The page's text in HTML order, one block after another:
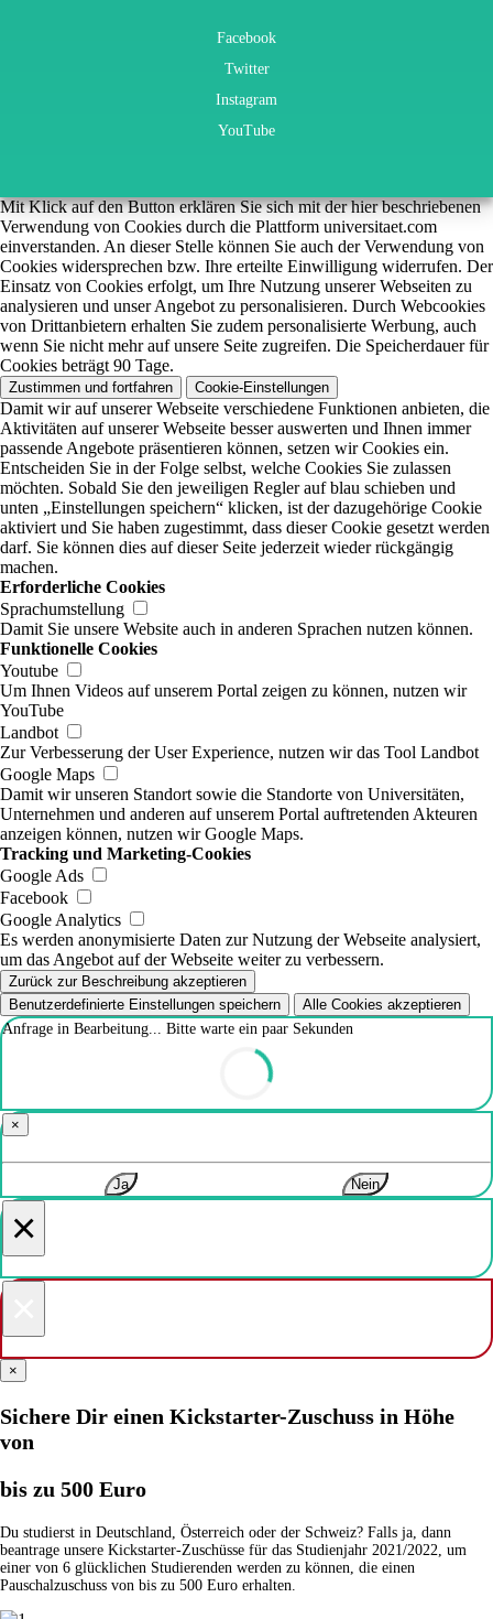
Facebook
Twitter
Instagram
YouTube
Mit Klick auf den Button erklären Sie sich mit der hier beschriebenen
Verwendung von Cookies durch die Plattform universitaet.com
einverstanden. An dieser Stelle können Sie auch der Verwendung von
Cookies widersprechen bzw. Ihre erteilte Einwilligung widerrufen. Der
Einsatz von Cookies erfolgt, um Ihre Nutzung unserer Webseiten zu
analysieren und unser Angebot zu personalisieren. Durch Webcookies
von Drittanbietern erhalten Sie zudem personalisierte Werbung, auch
wenn Sie nicht mehr auf unsere Seite zugreifen. Die Speicherdauer für
Cookies beträgt 90 Tage.
Zustimmen und fortfahren Cookie-Einstellungen
Damit wir auf unserer Webseite verschiedene Funktionen anbieten, die
Aktivitäten auf unserer Webseite besser auswerten und Ihnen immer
passende Angebote präsentieren können, setzen wir Cookies ein.
Entscheiden Sie in der Folge selbst, welche Cookies Sie zulassen
möchten. Sobald Sie den jeweiligen Regler auf blau schieben und
unten „Einstellungen speichern“ klicken, ist der dazugehörige Cookie
aktiviert und Sie haben zugestimmt, dass dieser Cookie gesetzt werden
darf. Sie können dies auf dieser Seite jederzeit wieder rückgängig
machen.
Erforderliche Cookies
Sprachumstellung
Damit Sie unsere Website auch in anderen Sprachen nutzen können.
Funktionelle Cookies
Youtube
Um Ihnen Videos auf unserem Portal zeigen zu können, nutzen wir
YouTube
Landbot
Zur Verbesserung der User Experience, nutzen wir das Tool Landbot
Google Maps
Damit wir unseren Standort sowie die Standorte von Universitäten,
Unternehmen und anderen auf unserem Portal auftretenden Akteuren
anzeigen können, nutzen wir Google Maps.
Tracking und Marketing-Cookies
Google Ads
Facebook
Google Analytics
Es werden anonymisierte Daten zur Nutzung der Webseite analysiert,
um das Angebot auf der Webseite weiter zu verbessern.
Zurück zur Beschreibung akzeptieren
Benutzerdefinierte Einstellungen speichern
Alle Cookies akzeptieren
Anfrage in Bearbeitung... Bitte warte ein paar Sekunden
×
Ja Nein
×
×
Sichere Dir einen Kickstarter-Zuschuss in Höhe
von
bis zu 500 Euro
Du studierst in Deutschland, Österreich oder der Schweiz? Falls ja, dann
beantrage unsere Kickstarter-Zuschüsse für das Studienjahr 2021/2022, um
einer von 6 glücklichen Studierenden werden zu können, die einen
Pauschalzuschuss von bis zu 500 Euro erhalten.